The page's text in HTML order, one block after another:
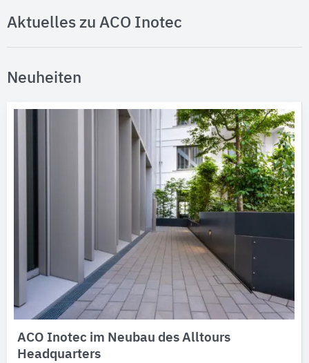
Aktuelles zu ACO Inotec
Neuheiten
ACO Inotec im Neubau des Alltours
Headquarters